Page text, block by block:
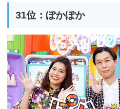
31位：ぽかぽか